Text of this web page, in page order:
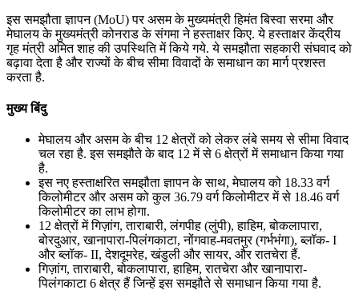
📝 डेली करेंट अफेयर्स: 19-21 जुलाई 2026
July 19, 2026
📝 डेली करेंट अफेयर्स: 16-18 जुलाई 2026
इस समझौता ज्ञापन (MoU) पर असम के मुख्यमंत्री हिमंत बिस्वा सरमा और
मेघालय के मुख्यमंत्री कोनराड के संगमा ने हस्ताक्षर किए. ये हस्ताक्षर केंद्रीय
गृह मंत्री अमित शाह की उपस्थिति में किये गये. ये समझौता सहकारी संघवाद को
बढ़ावा देता है और राज्‍यों के बीच सीमा विवादों के समाधान का मार्ग प्रशस्‍त
करता है.
मुख्य बिंदु
मेघालय और असम के बीच 12 क्षेत्रों को लेकर लंबे समय से सीमा विवाद
चल रहा है. इस समझौते के बाद 12 में से 6 क्षेत्रों में समाधान किया गया
है.
इस नए हस्ताक्षरित समझौता ज्ञापन के साथ, मेघालय को 18.33 वर्ग
किलोमीटर और असम को कुल 36.79 वर्ग किलोमीटर में से 18.46 वर्ग
किलोमीटर का लाभ होगा.
12 क्षेत्रों में गिज़ांग, ताराबारी, लंगपीह (लुंपी), हाहिम, बोकलापारा,
बोरदुआर, खानापारा-पिलंगकाटा, नोंगवाह-मवतमुर (गर्भभंगा), ब्लॉक- I
और ब्लॉक- II, देशदूमरेह, खंडुली और सायर, और रातचेरा हैं.
गिज़ांग, ताराबारी, बोकलापारा, हाहिम, रातचेरा और खानापारा-
पिलंगकाटा 6 क्षेत्र हैं जिन्हें इस समझौते से समाधान किया गया है.